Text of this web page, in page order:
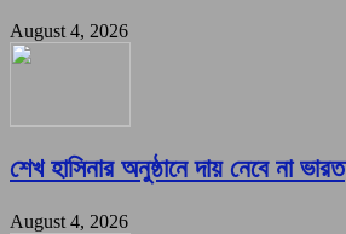
August 4, 2026
শেখ হাসিনার অনুষ্ঠানে দায় নেবে না ভারত
August 4, 2026